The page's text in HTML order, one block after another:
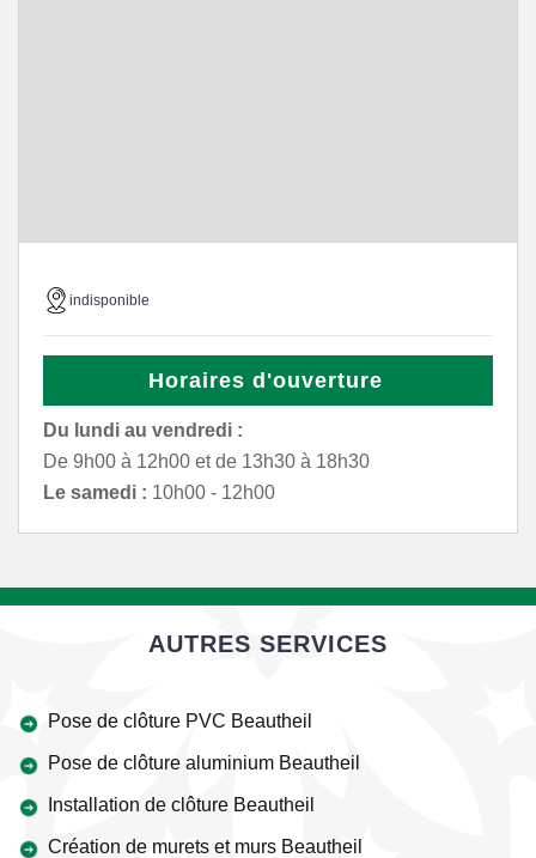
indisponible
Horaires d'ouverture
Du lundi au vendredi :
De 9h00 à 12h00 et de 13h30 à 18h30
Le samedi : 10h00 - 12h00
AUTRES SERVICES
Pose de clôture PVC Beautheil
Pose de clôture aluminium Beautheil
Installation de clôture Beautheil
Création de murets et murs Beautheil